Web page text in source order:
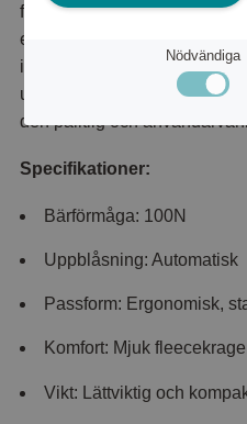
fiske och båtturer. Den
ergonomisk design och hög
idealisk för hela dagar på
uppblåsningsfunktionen och
den pålitlig och
Specifikationer:
Bärförmåga: 100N
Uppblåsning: Automatisk
Passform: Ergonomisk,
Komfort: Mjuk fleecekrage
Vikt: Lättviktig och
Nödvändiga